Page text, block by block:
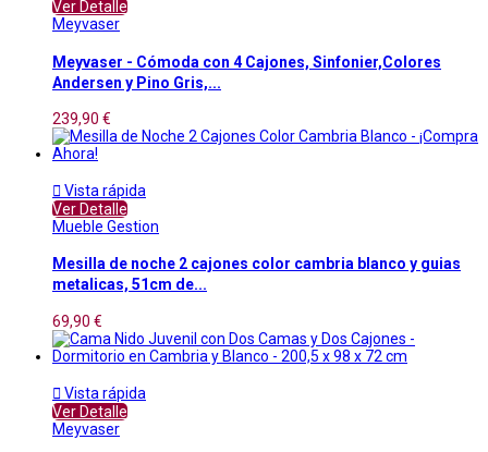
Ver Detalle
Meyvaser
Meyvaser - Cómoda con 4 Cajones, Sinfonier,Colores
Andersen y Pino Gris,...
239,90 €
 Vista rápida
Ver Detalle
Mueble Gestion
Mesilla de noche 2 cajones color cambria blanco y guias
metalicas, 51cm de...
69,90 €
 Vista rápida
Ver Detalle
Meyvaser